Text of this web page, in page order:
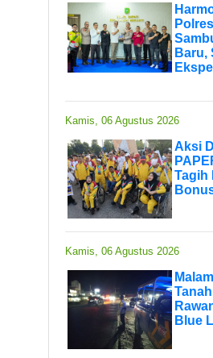
Baru,
Kamis, 06 Agustus 2026
Aksi
Tagih
Kamis, 06 Agustus 2026
Blue